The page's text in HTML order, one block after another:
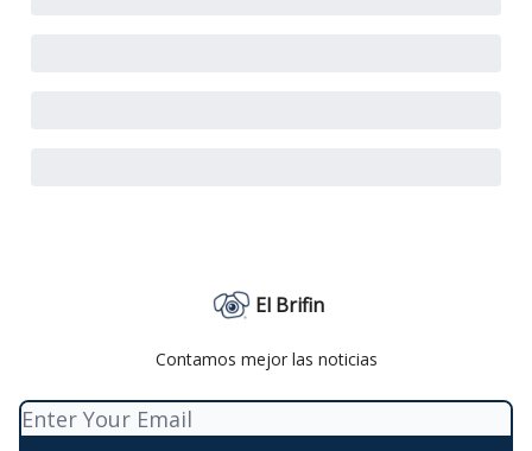
El Brifin
Contamos mejor las noticias